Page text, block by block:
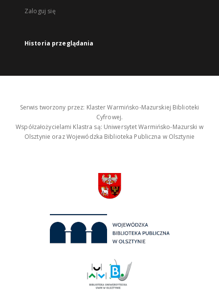
Zaloguj się
Historia przeglądania
Serwis tworzony przez: Klaster Warmińsko-Mazurskiej Biblioteki
Cyfrowej.
Współzałożycielami Klastra są: Uniwersytet Warmińsko-Mazurski w
Olsztynie oraz Wojewódzka Biblioteka Publiczna w Olsztynie